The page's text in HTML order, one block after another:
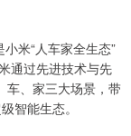
米“人车家全生态”
通过先进技术与先
车、家三大场景，带
智能生态。